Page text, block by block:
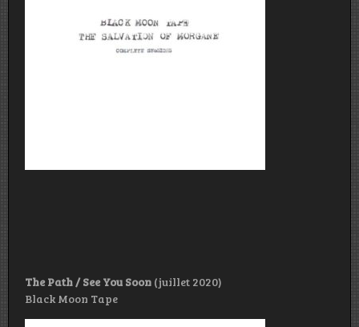
The Path / See You Soon (juillet 2020)
Black Moon Tape